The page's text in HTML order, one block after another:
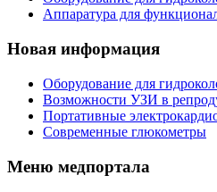
Аппаратура для
Новая информация
Оборудование для
Возможности УЗИ в
Портативные
Современные глюкометры
Меню медпортала